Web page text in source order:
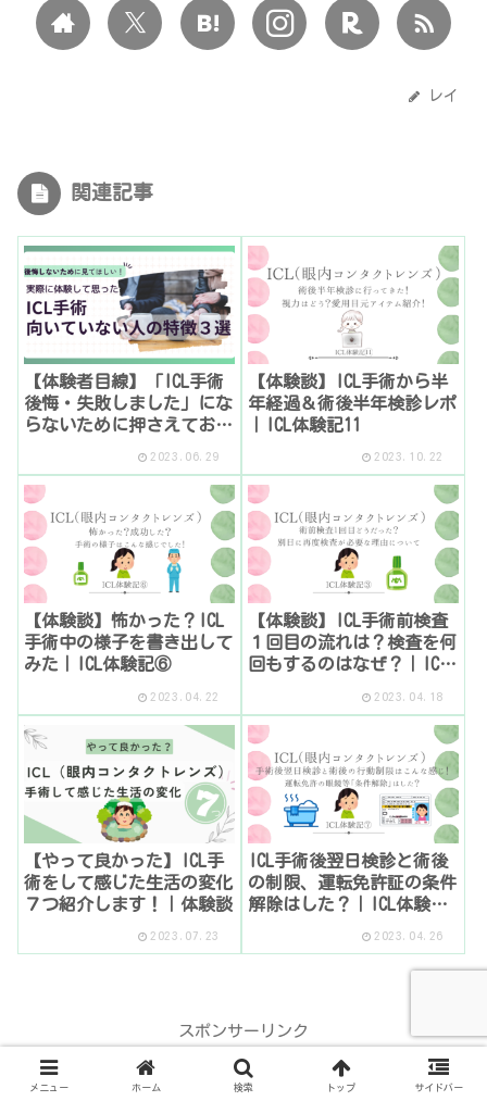
レイ
関連記事
【体験者目線】「ICL手術
後悔・失敗しました」にな
らないために押さえておき
2023.06.29
【体験談】ICL手術から半
年経過＆術後半年検診レポ
｜ICL体験記11
2023.10.22
【体験談】怖かった？ICL
手術中の様子を書き出して
みた｜ICL体験記⑥
2023.04.22
【体験談】ICL手術前検査
１回目の流れは？検査を何
回もするのはなぜ？｜ICL
2023.04.18
【やって良かった】ICL手
術をして感じた生活の変化
７つ紹介します！｜体験談
2023.07.23
ICL手術後翌日検診と術後
の制限、運転免許証の条件
解除はした？｜ICL体験記
2023.04.26
スポンサーリンク
メニュー ホーム 検索 トップ サイドバー